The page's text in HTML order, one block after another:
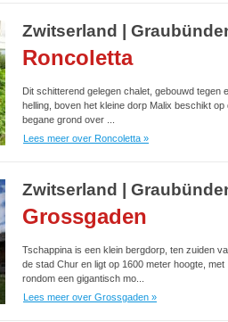
Zwitserland |
Roncoletta
Dit schitterend gelegen chalet, gebouwd tegen
helling, boven het kleine dorp Malix beschikt op
begane grond over ...
Lees meer over Roncoletta »
Zwitserland |
Grossgaden
Tschappina is een klein bergdorp, ten zuiden
de stad Chur en ligt op 1600 meter hoogte, met
rondom een gigantisch mo...
Lees meer over Grossgaden »